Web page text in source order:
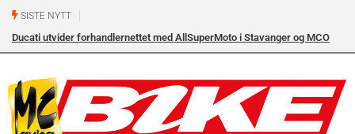
SISTE NYTT
Ducati utvider forhandlernettet med AllSuperMoto i Stavanger og MCO